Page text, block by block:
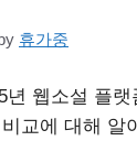
휴가중
년 웹소설 플
교에 대해 알